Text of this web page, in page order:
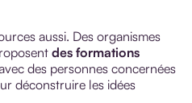
aussi. Des organismes
des formations
des personnes concernées
déconstruire les idées